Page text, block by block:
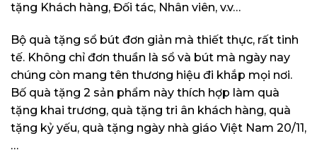
tặng Khách hàng, Đối tác, Nhân viên, v.v…
Bộ quà tặng sổ bút đơn giản mà thiết thực, rất tinh
tế. Không chỉ đơn thuần là sổ và bút mà ngày nay
chúng còn mang tên thương hiệu đi khắp mọi nơi.
Bố quà tặng 2 sản phẩm này thích hợp làm quà
tặng khai trương, quà tặng tri ân khách hàng, quà
tặng kỷ yếu, quà tặng ngày nhà giáo Việt Nam 20/11,
…